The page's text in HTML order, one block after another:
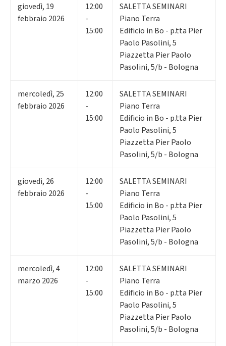
giovedì, 19
febbraio 2026
12:00
-
15:00
SALETTA SEMINARI
Piano Terra
Edificio in Bo - p.tta Pier
Paolo Pasolini, 5
Piazzetta Pier Paolo
Pasolini, 5/b - Bologna
mercoledì, 25
febbraio 2026
12:00
-
15:00
SALETTA SEMINARI
Piano Terra
Edificio in Bo - p.tta Pier
Paolo Pasolini, 5
Piazzetta Pier Paolo
Pasolini, 5/b - Bologna
giovedì, 26
febbraio 2026
12:00
-
15:00
SALETTA SEMINARI
Piano Terra
Edificio in Bo - p.tta Pier
Paolo Pasolini, 5
Piazzetta Pier Paolo
Pasolini, 5/b - Bologna
mercoledì,4
marzo 2026
12:00
-
15:00
SALETTA SEMINARI
Piano Terra
Edificio in Bo - p.tta Pier
Paolo Pasolini, 5
Piazzetta Pier Paolo
Pasolini, 5/b - Bologna